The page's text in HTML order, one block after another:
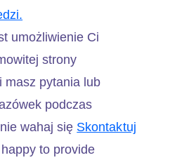
umożliwienie Ci
strony
masz pytania lub
podczas
wahaj się Skontaktuj
to provide